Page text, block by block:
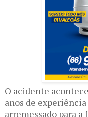
O acidente
anos de
arremessado para